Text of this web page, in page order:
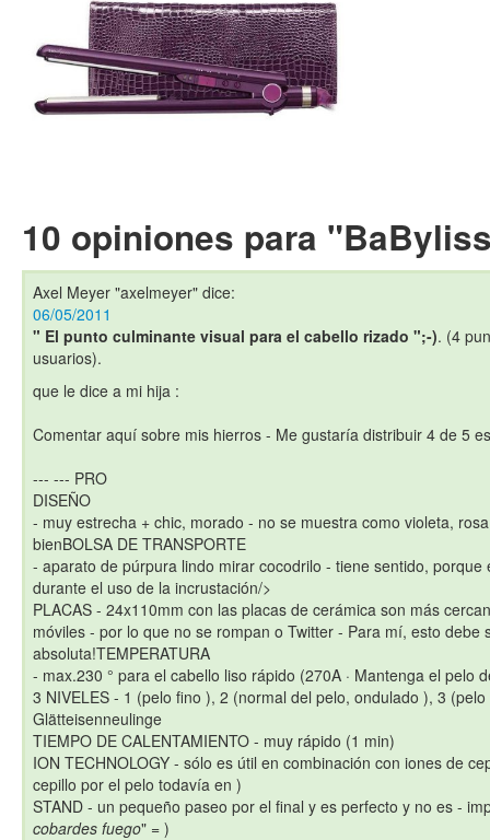
10 opiniones para
Axel Meyer "axelmeyer" dice:
06/05/2011
" El punto culminante visual para el cabello rizado ";-). (4
usuarios).
que le dice a mi hija :
Comentar aquí sobre mis hierros - Me gustaría distribuir 4 de 5
--- --- PRO
DISEÑO
- muy estrecha + chic, morado - no se muestra como violeta,
bienBOLSA DE TRANSPORTE
- aparato de púrpura lindo mirar cocodrilo - tiene sentido,
durante el uso de la incrustación/>
PLACAS - 24x110mm con las placas de cerámica son más
móviles - por lo que no se rompan o Twitter - Para mí, esto debe
absoluta!TEMPERATURA
- max.230 ° para el cabello liso rápido (270A · Mantenga el pelo
3 NIVELES - 1 (pelo fino ), 2 (normal del pelo, ondulado ), 3
Glätteisenneulinge
TIEMPO DE CALENTAMIENTO - muy rápido (1 min)
ION TECHNOLOGY - sólo es útil en combinación con iones de
cepillo por el pelo todavía en )
STAND - un pequeño paseo por el final y es perfecto y no es -
cobardes fuego" = )